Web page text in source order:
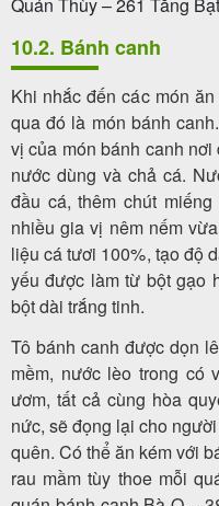
10.2. Bánh canh
Khi nhắc đến các món
qua đó là món bánh
vị của món bánh canh
nước dùng và chả cá.
đầu cá, thêm chút
nhiều gia vị nêm nếm
liệu cá tươi 100%, tạo độ
yếu được làm từ bột gạo
bột dài trắng tinh.
Tô bánh canh được dọn
mềm, nước lèo trong có
ươm, tất cả cùng hòa
nức, sẽ đọng lại cho
quên. Có thể ăn kém với
rau mầm tùy thoe mỗi